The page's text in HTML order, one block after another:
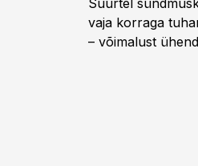
Suurtel
vaja korraga
– võimalust